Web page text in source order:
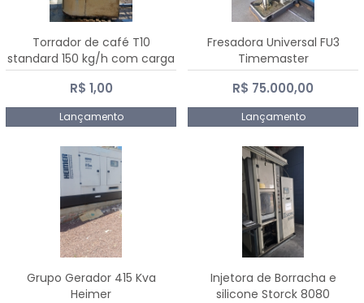
Torrador de café T10
standard 150 kg/h com carga
de 10 kg
R$ 1,00
Lançamento
Fresadora Universal FU3
Timemaster
R$ 75.000,00
Lançamento
Grupo Gerador 415 Kva
Heimer
Injetora de Borracha e
silicone Storck 8080